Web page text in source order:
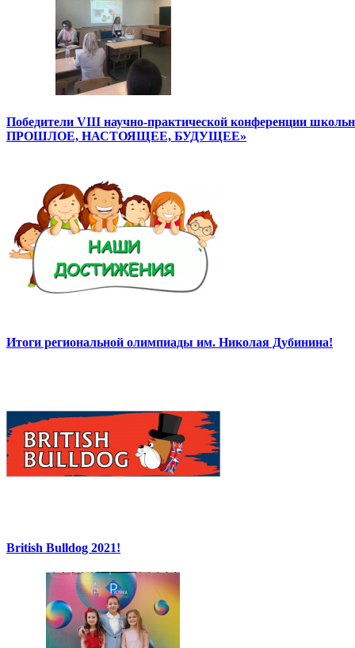
Победители VIII научно-практической конференции
ПРОШЛОЕ, НАСТОЯЩЕЕ, БУДУЩЕЕ»
Итоги региональной олимпиады им. Николая Дубинина!
British Bulldog 2021!